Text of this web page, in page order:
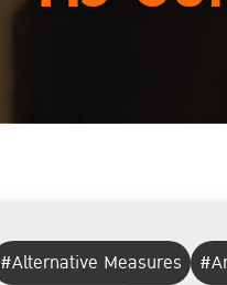
#Alternative Measures